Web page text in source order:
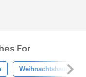
For
Weihnachtsbaum